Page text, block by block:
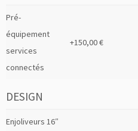
Pré-
équipement
services
connectés
+150,00 €
DESIGN
Enjoliveurs 16″